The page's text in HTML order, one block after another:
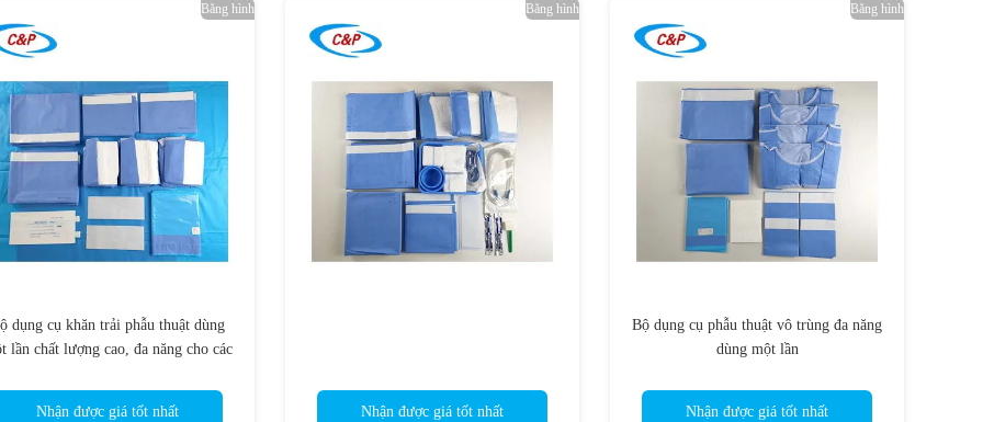
Băng hình
dụng cụ khăn trải phẫu thuật dùng
lần chất lượng cao, đa năng cho các
Nhận được giá tốt nhất
Băng hình
Nhận được giá tốt nhất
Băng hình
Bộ dụng cụ phẫu thuật vô trùng đa năng
dùng một lần
Nhận được giá tốt nhất